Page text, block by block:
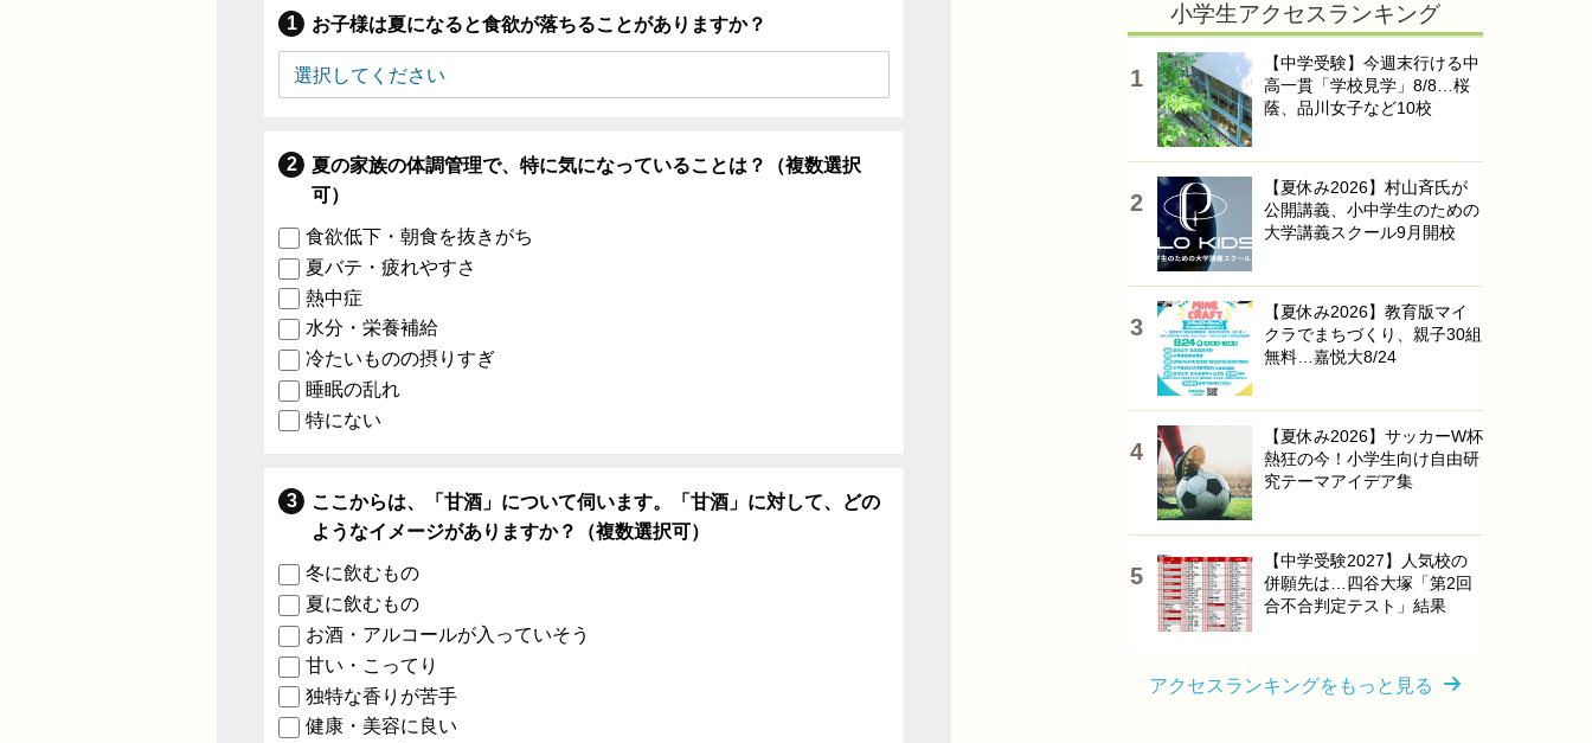
お子様は夏になると食欲が落ちることがありますか？
夏の家族の体調管理で、特に気になっていることは？（複数選択
可）
食欲低下・朝食を抜きがち
夏バテ・疲れやすさ
熱中症
水分・栄養補給
冷たいものの摂りすぎ
睡眠の乱れ
特にない
ここからは、「甘酒」について伺います。「甘酒」に対して、どの
ようなイメージがありますか？（複数選択可）
冬に飲むもの
夏に飲むもの
お酒・アルコールが入っていそう
甘い・こってり
独特な香りが苦手
健康・美容に良い
小学生アクセスランキング
【中学受験】今週末行ける中
高一貫「学校見学」8/8…桜
蔭、品川女子など10校
【夏休み2026】村山斉氏が
公開講義、小中学生のための
大学講義スクール9月開校
【夏休み2026】教育版マイ
クラでまちづくり、親子30組
無料…嘉悦大8/24
【夏休み2026】サッカーW杯
熱狂の今！小学生向け自由研
究テーマアイデア集
【中学受験2027】人気校の
併願先は…四谷大塚「第2回
合不合判定テスト」結果
アクセスランキングをもっと見る